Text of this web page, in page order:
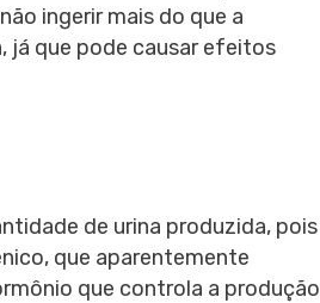
ingerir mais do que a
já que pode causar efeitos
de urina produzida, pois
que aparentemente
que controla a produção